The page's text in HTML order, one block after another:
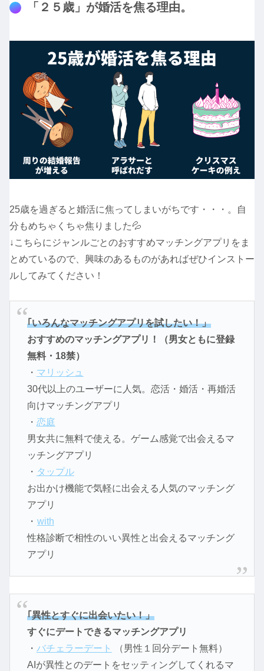
「２５歳」が婚活を焦る理由。
25歳を過ぎると婚活に焦ってしまいがちです・・・。自
分もめちゃくちゃ焦りました💦
↓こちらにジャンルごとのおすすめマッチングアプリをま
とめているので、興味のあるものがあればぜひインストー
ルしてみてください！
｢いろんなマッチングアプリを試したい！」
おすすめのマッチングアプリ！（男女ともに登録
無料・18禁）
・ マリッシュ
30代以上のユーザーに人気。恋活・婚活・再婚活
向けマッチングアプリ
・ 恋庭
男女共に無料で使える。ゲーム感覚で出会えるマ
ッチングアプリ
・ タップル
お出かけ機能で気軽に出会える人気のマッチング
アプリ
・ with
性格診断で相性のいい異性と出会えるマッチング
アプリ
｢異性とすぐに出会いたい！」
すぐにデートできるマッチングアプリ
・ バチェラーデート
（男性１回分デート無料）
AIが異性とのデートをセッティングしてくれるマ